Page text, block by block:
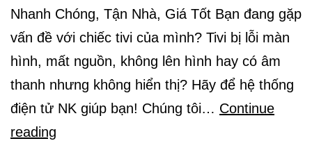
Nhanh Chóng, Tận Nhà, Giá Tốt Bạn đang gặp
vấn đề với chiếc tivi của mình? Tivi bị lỗi màn
hình, mất nguồn, không lên hình hay có âm
thanh nhưng không hiển thị? Hãy để hệ thống
điện tử NK giúp bạn! Chúng tôi… Continue
reading